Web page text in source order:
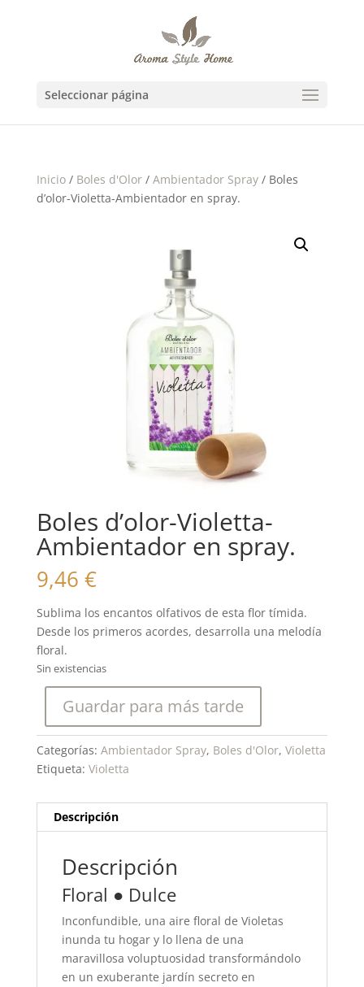
Seleccionar página
Inicio/ Boles d'Olor/ Ambientador Spray/ Boles
d’olor-Violetta-Ambientador en spray.
Boles d’olor-Violetta-
Ambientador en spray.
9,46 €
Sublima los encantos olfativos de esta flor tímida.
Desde los primeros acordes, desarrolla una melodía
floral.
Sin existencias
Guardar para más tarde
Categorías: Ambientador Spray, Boles d'Olor, Violetta
Etiqueta: Violetta
Descripción
Descripción
Floral ● Dulce
Inconfundible, una aire floral de Violetas
inunda tu hogar y lo llena de una
maravillosa voluptuosidad transformándolo
en un exuberante jardín secreto en